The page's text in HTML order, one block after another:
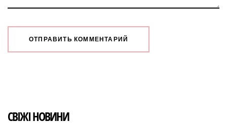
СВІЖІ НОВИНИ